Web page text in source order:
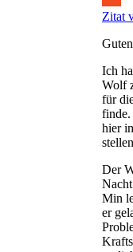
Zitat
Ich
Wolf
für
finde.
hier
Der
Min
er